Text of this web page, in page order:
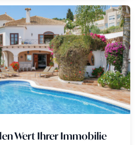
Wert Ihrer Immobilie